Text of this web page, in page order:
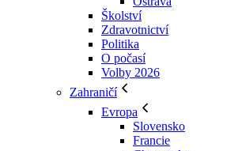
Školství
Zdravotnictví
Politika
O počasí
Volby 2026
Zahraničí
Evropa
Slovensko
Francie